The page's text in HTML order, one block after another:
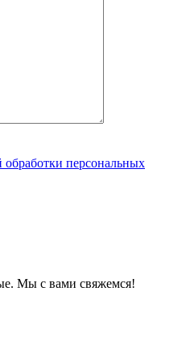
обработки персональных
Мы с вами свяжемся!